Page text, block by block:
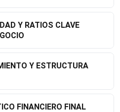
FINANCIERO FINAL